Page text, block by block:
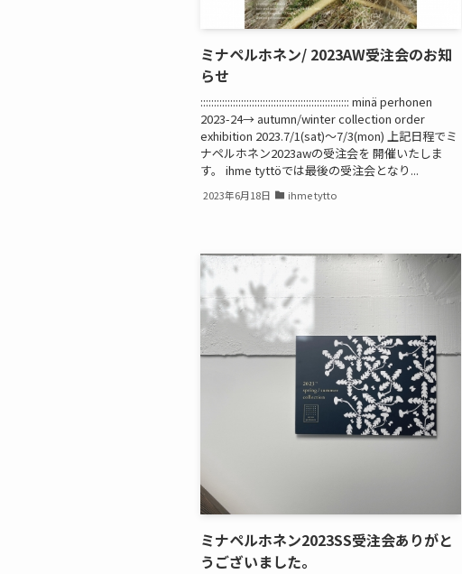
ミナペルホネン/ 2023AW受注会のお知
らせ
::::::::::::::::::::::::::::::::::::::::::::::::::::::: minä perhonen
2023-24→ autumn/winter collection order
exhibition 2023.7/1(sat)〜7/3(mon) 上記日程でミ
ナペルホネン2023awの受注会を 開催いたしま
す。 ihme tyttöでは最後の受注会となり...
2023年6月18日 ihme tytto
ミナペルホネン2023SS受注会ありがと
うございました。